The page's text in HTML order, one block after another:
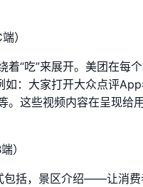
“吃”来展开。美团在每
：大家打开大众点评
。这些视频内容在呈现给
包括，景区介绍——让消